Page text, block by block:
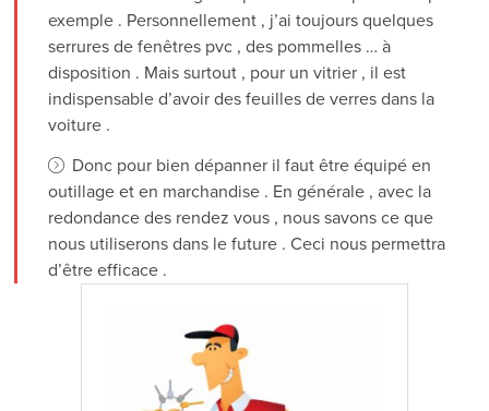
exemple . Personnellement , j’ai toujours quelques
serrures de fenêtres pvc , des pommelles … à
disposition . Mais surtout , pour un vitrier , il est
indispensable d’avoir des feuilles de verres dans la
voiture .
Donc pour bien dépanner il faut être équipé en
outillage et en marchandise . En générale , avec la
redondance des rendez vous , nous savons ce que
nous utiliserons dans le future . Ceci nous permettra
d’être efficace .